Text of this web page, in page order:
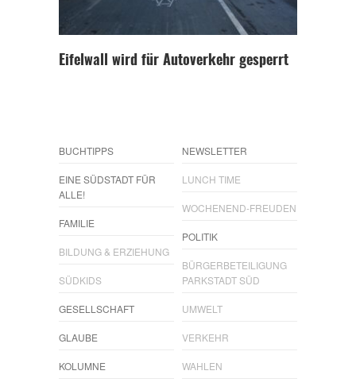
Eifelwall wird für Autoverkehr gesperrt
BUCHTIPPS
EINE SÜDSTADT FÜR
ALLE!
FAMILIE
BILDUNG & ERZIEHUNG
SÜDKIDS
GESELLSCHAFT
GLAUBE
KOLUMNE
NEWSLETTER
LUNCH TIME
WOCHENEND-FREUDEN
POLITIK
BÜRGERBETEILIGUNG
PARKSTADT SÜD
UMWELT
VERKEHR
WAHLEN